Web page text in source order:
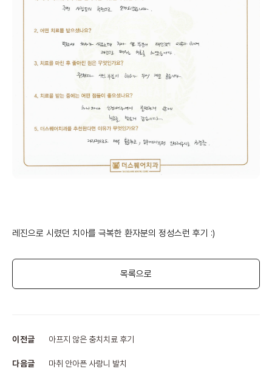
레진으로 시렸던 치아를 극복한 환자분의 정성스런 후기 :)
목록으로
이전글 아프지 않은 충치치료 후기
다음글 마취 안아픈 사랑니 발치